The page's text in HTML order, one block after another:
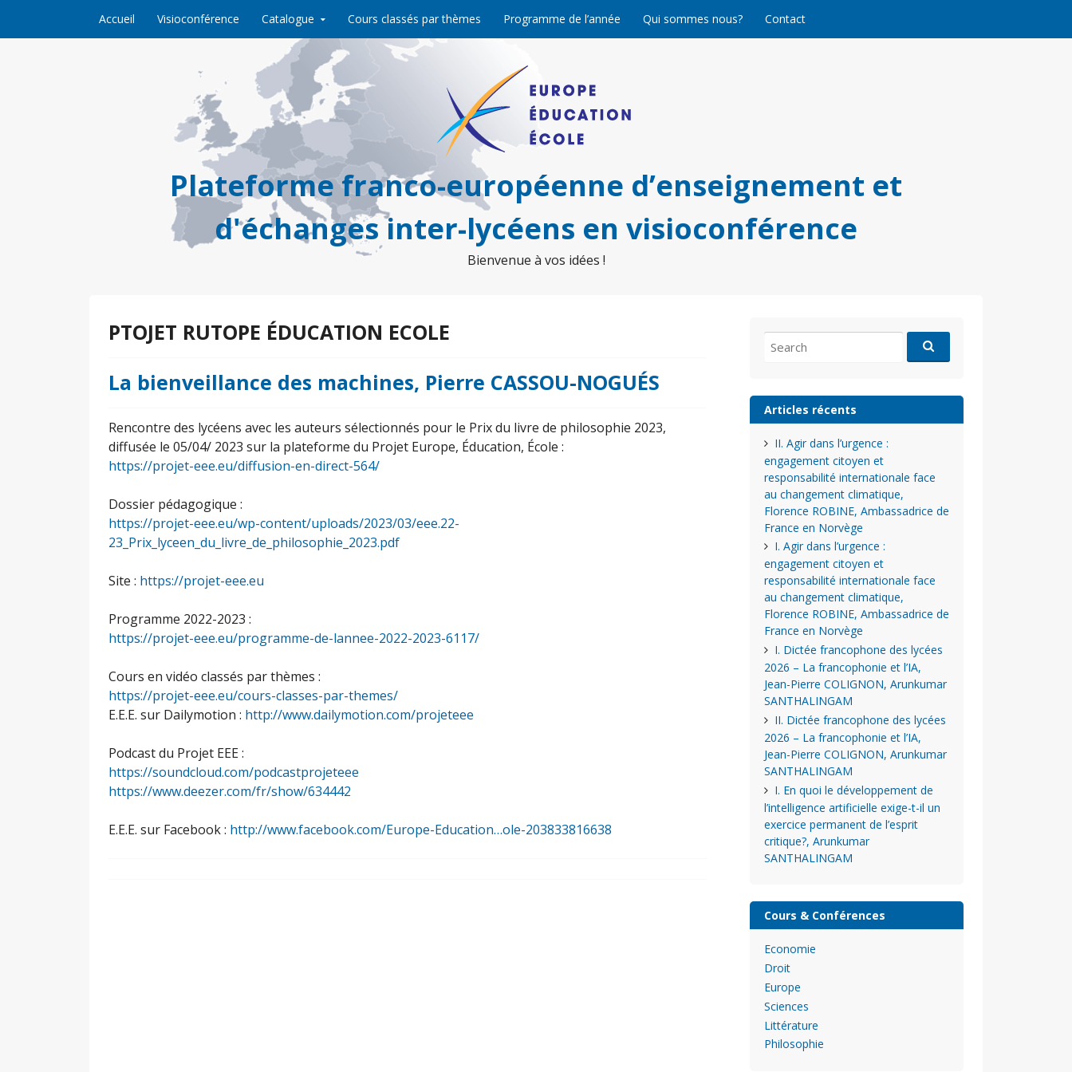
Accueil Visioconférence Catalogue Cours classés par thèmes Programme de l’année Qui sommes nous? Contact
Plateforme franco-européenne d’enseignement et
d'échanges inter-lycéens en visioconférence
Bienvenue à vos idées !
PTOJET RUTOPE ÉDUCATION ECOLE
La bienveillance des machines, Pierre CASSOU-NOGUÉS
Rencontre des lycéens avec les auteurs sélectionnés pour le Prix du livre de philosophie 2023,
diffusée le 05/04/ 2023 sur la plateforme du Projet Europe, Éducation, École :
https://projet-eee.eu/diffusion-en-direct-564/
Dossier pédagogique :
https://projet-eee.eu/wp-content/uploads/2023/03/eee.22-
23_Prix_lyceen_du_livre_de_philosophie_2023.pdf
Site : https://projet-eee.eu
Programme 2022-2023 :
https://projet-eee.eu/programme-de-lannee-2022-2023-6117/
Cours en vidéo classés par thèmes :
https://projet-eee.eu/cours-classes-par-themes/
E.E.E. sur Dailymotion : http://www.dailymotion.com/projeteee
Podcast du Projet EEE :
https://soundcloud.com/podcastprojeteee
https://www.deezer.com/fr/show/634442
E.E.E. sur Facebook : http://www.facebook.com/Europe-Education…ole-203833816638
for:
Articles récents
II. Agir dans l’urgence :
engagement citoyen et
responsabilité internationale face
au changement climatique,
Florence ROBINE, Ambassadrice de
France en Norvège
I. Agir dans l’urgence :
engagement citoyen et
responsabilité internationale face
au changement climatique,
Florence ROBINE, Ambassadrice de
France en Norvège
I. Dictée francophone des lycées
2026 – La francophonie et l’IA,
Jean-Pierre COLIGNON, Arunkumar
SANTHALINGAM
II. Dictée francophone des lycées
2026 – La francophonie et l’IA,
Jean-Pierre COLIGNON, Arunkumar
SANTHALINGAM
I. En quoi le développement de
l’intelligence artificielle exige-t-il un
exercice permanent de l’esprit
critique?, Arunkumar
SANTHALINGAM
Cours & Conférences
Economie
Droit
Europe
Sciences
Littérature
Philosophie